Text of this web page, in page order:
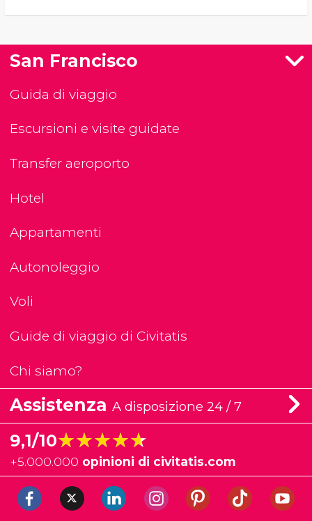
San Francisco
Guida di viaggio
Escursioni e visite guidate
Transfer aeroporto
Hotel
Appartamenti
Autonoleggio
Voli
Guide di viaggio di Civitatis
Chi siamo?
Assistenza A disposizione 24 / 7
9,1/10★★★★★
★★★★★
+5.000.000 opinioni di civitatis.com